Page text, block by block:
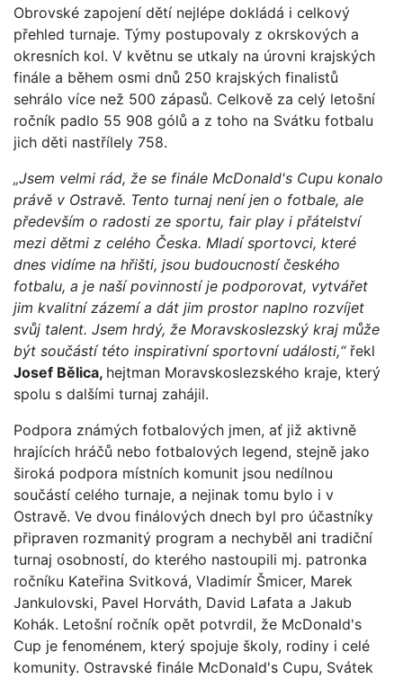
Obrovské zapojení dětí nejlépe dokládá i celkový
přehled turnaje. Týmy postupovaly z okrskových a
okresních kol. V květnu se utkaly na úrovni krajských
finále a během osmi dnů 250 krajských finalistů
sehrálo více než 500 zápasů. Celkově za celý letošní
ročník padlo 55 908 gólů a z toho na Svátku fotbalu
jich děti nastřílely 758.
„Jsem velmi rád, že se finále McDonald's Cupu konalo
právě v Ostravě. Tento turnaj není jen o fotbale, ale
především o radosti ze sportu, fair play i přátelství
mezi dětmi z celého Česka. Mladí sportovci, které
dnes vidíme na hřišti, jsou budoucností českého
fotbalu, a je naší povinností je podporovat, vytvářet
jim kvalitní zázemí a dát jim prostor naplno rozvíjet
svůj talent. Jsem hrdý, že Moravskoslezský kraj může
být součástí této inspirativní sportovní události,“řekl
Josef Bělica, hejtman Moravskoslezského kraje, který
spolu s dalšími turnaj zahájil.
Podpora známých fotbalových jmen, ať již aktivně
hrajících hráčů nebo fotbalových legend, stejně jako
široká podpora místních komunit jsou nedílnou
součástí celého turnaje, a nejinak tomu bylo i v
Ostravě. Ve dvou finálových dnech byl pro účastníky
připraven rozmanitý program a nechyběl ani tradiční
turnaj osobností, do kterého nastoupili mj. patronka
ročníku Kateřina Svitková, Vladimír Šmicer, Marek
Jankulovski, Pavel Horváth, David Lafata a Jakub
Kohák. Letošní ročník opět potvrdil, že McDonald's
Cup je fenoménem, který spojuje školy, rodiny i celé
komunity. Ostravské finále McDonald's Cupu, Svátek